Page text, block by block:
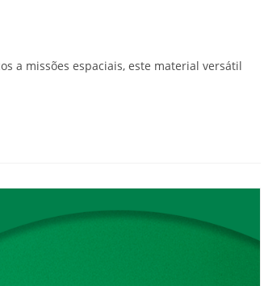
a missões espaciais, este material versátil